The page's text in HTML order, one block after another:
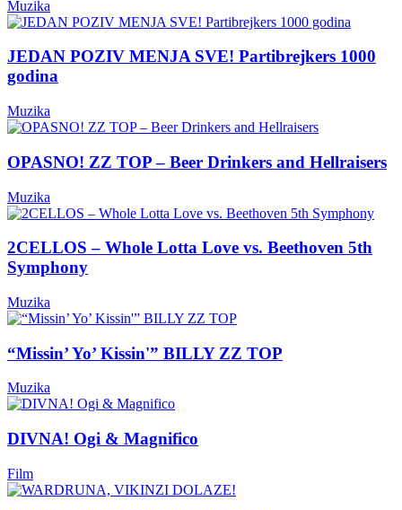
Muzika
JEDAN POZIV MENJA SVE! Partibrejkers 1000
godina
Muzika
OPASNO! ZZ TOP – Beer Drinkers and Hellraisers
Muzika
2CELLOS – Whole Lotta Love vs. Beethoven 5th
Symphony
Muzika
“Missin’ Yo’ Kissin'” BILLY ZZ TOP
Muzika
DIVNA! Ogi & Magnifico
Film